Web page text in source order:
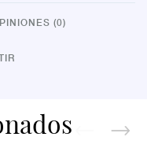
(0)